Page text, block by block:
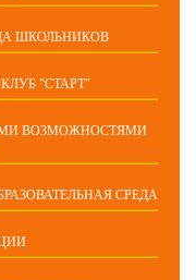
ШКОЛЬНИКОВ
"СТАРТ"
ВОЗМОЖНОСТЯМИ
СРЕДА